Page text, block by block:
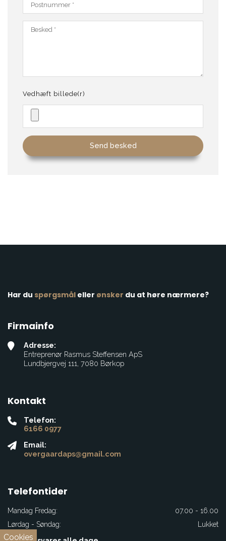
Vedhæft billede(r)
Har du spørgsmål eller ​ønsker du at høre nærmere?
Firmainfo
Adresse:
Entreprenør Rasmus Steffensen ApS
Lundbjergvej 111, 7080 Børkop
Kontakt
Telefon:
6166 0977
Email:
overgaardaps@gmail.com
Telefontider
Mandag Fredag:
07.00 - 16.00
Lørdag - Søndag:
Lukket
Cookies